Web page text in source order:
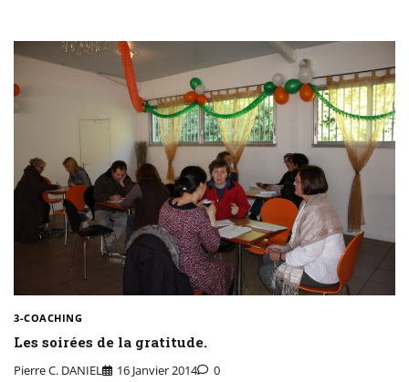
3-COACHING
Les soirées de la gratitude.
Pierre C. DANIEL 16 Janvier 2014 0